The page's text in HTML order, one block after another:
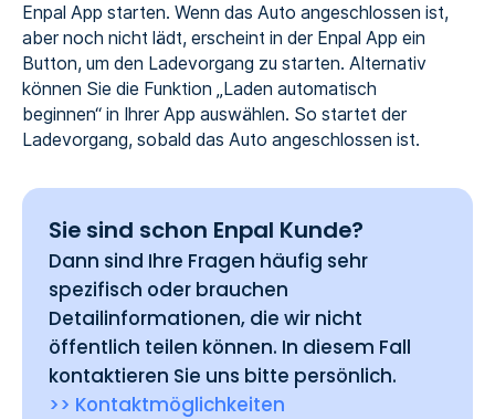
Enpal App starten. Wenn das Auto angeschlossen ist,
aber noch nicht lädt, erscheint in der Enpal App ein
Button, um den Ladevorgang zu starten. Alternativ
können Sie die Funktion „Laden automatisch
beginnen“ in Ihrer App auswählen. So startet der
Ladevorgang, sobald das Auto angeschlossen ist.
Sie sind schon Enpal Kunde?
Dann sind Ihre Fragen häufig sehr
spezifisch oder brauchen
Detailinformationen, die wir nicht
öffentlich teilen können. In diesem Fall
kontaktieren Sie uns bitte persönlich.
>> Kontaktmöglichkeiten